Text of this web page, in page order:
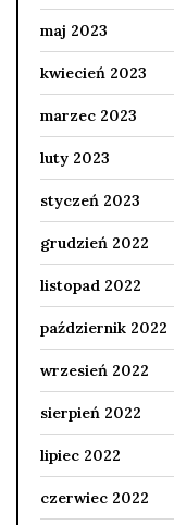
maj 2023
kwiecień 2023
marzec 2023
luty 2023
styczeń 2023
grudzień 2022
listopad 2022
październik 2022
wrzesień 2022
sierpień 2022
lipiec 2022
czerwiec 2022